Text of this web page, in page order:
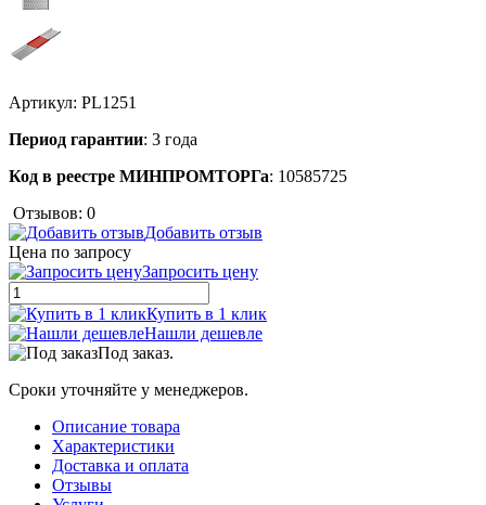
Артикул: PL1251
Период гарантии: 3 года
Код в реестре МИНПРОМТОРГа: 10585725
Отзывов: 0
Добавить отзыв
Цена по запросу
Запросить цену
Купить в 1 клик
Нашли дешевле
Под заказ.
Сроки уточняйте у менеджеров.
Описание товара
Характеристики
Доставка и оплата
Отзывы